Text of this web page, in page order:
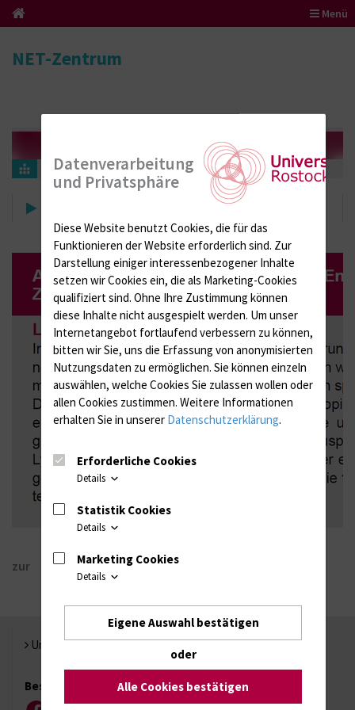
Menü
NET-Zentrum
über uns Gastroenterologie
zur
Universität Rostock
Besuchen Sie uns
Datenverarbeitung
und Privatsphäre
Diese Website benutzt Cookies, die für das
Funktionieren der Website erforderlich sind. Zur
Darstellung einiger interessenbezogener Inhalte
setzen wir Cookies ein, die als Marketing-Cookies
qualifiziert sind. Ohne Ihre Zustimmung können
diese Inhalte nicht ausgespielt werden. Um unser
Internetangebot fortlaufend verbessern zu können,
bitten wir Sie, uns die Erfassung von anonymisierten
Nutzungsdaten zu ermöglichen. Sie können einzeln
auswählen, welche Cookies Sie zulassen wollen oder
allen Cookies zustimmen. Weitere Informationen
erhalten Sie in unserer Datenschutzerklärung.
Erforderliche Cookies
Details
Statistik Cookies
Details
Marketing Cookies
Details
Eigene Auswahl bestätigen
oder
Alle Cookies bestätigen